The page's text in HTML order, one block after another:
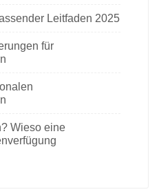
Leitfaden 2025
für
Wieso eine